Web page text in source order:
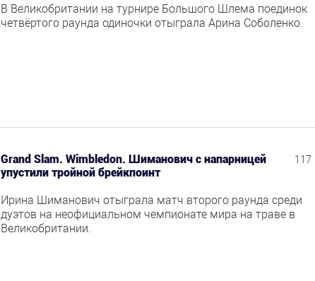
В Великобритании на турнире Большого Шлема поединок
четвёртого раунда одиночки отыграла Арина Соболенко.
117
Grand Slam. Wimbledon. Шиманович с напарницей
упустили тройной брейкпоинт
Ирина Шиманович отыграла матч второго раунда среди
дуэтов на неофициальном чемпионате мира на траве в
Великобритании.